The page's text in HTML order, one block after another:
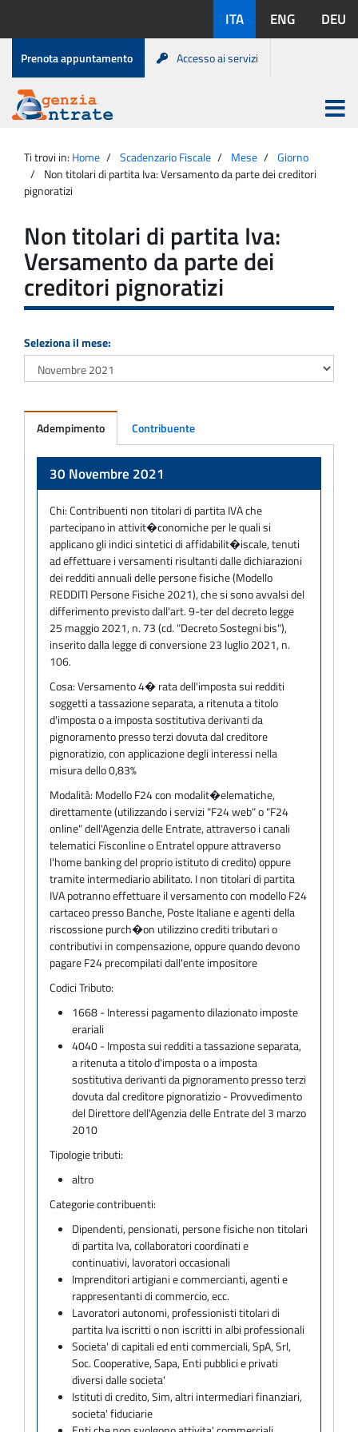
contenuto
disponibili:
ITA ENG DEU
Menu
di
servizio
Prenota appuntamento Accesso ai servizi
Agenzia
Entrate
Apri
menu
principale
Ti trovi in: Home Scadenzario Fiscale Mese
Giorno
Non titolari di partita Iva: Versamento da parte dei creditori
pignoratizi
Non titolari di partita Iva:
Versamento da parte dei
creditori pignoratizi
Seleziona il mese:
Adempimento Contribuente
30 Novembre 2021
Chi:Contribuenti non titolari di partita IVA che
partecipano in attivit�conomiche per le quali si
applicano gli indici sintetici di affidabilit�iscale, tenuti
ad effettuare i versamenti risultanti dalle dichiarazioni
dei redditi annuali delle persone fisiche (Modello
REDDITI Persone Fisiche 2021), che si sono avvalsi del
differimento previsto dall'art. 9-ter del decreto legge
25 maggio 2021, n. 73 (cd. "Decreto Sostegni bis"),
inserito dalla legge di conversione 23 luglio 2021, n.
106.
Cosa:Versamento 4� rata dell'imposta sui redditi
soggetti a tassazione separata, a ritenuta a titolo
d'imposta o a imposta sostitutiva derivanti da
pignoramento presso terzi dovuta dal creditore
pignoratizio, con applicazione degli interessi nella
misura dello 0,83%
Modalità: Modello F24 con modalit�elematiche,
direttamente (utilizzando i servizi "F24 web" o "F24
online" dell'Agenzia delle Entrate, attraverso i canali
telematici Fisconline o Entratel oppure attraverso
l'home banking del proprio istituto di credito) oppure
tramite intermediario abilitato. I non titolari di partita
IVA potranno effettuare il versamento con modello F24
cartaceo presso Banche, Poste Italiane e agenti della
riscossione purch�on utilizzino crediti tributari o
contributivi in compensazione, oppure quando devono
pagare F24 precompilati dall'ente impositore
Codici Tributo:
1668 - Interessi pagamento dilazionato imposte
erariali
4040 - Imposta sui redditi a tassazione separata,
a ritenuta a titolo d'imposta o a imposta
sostitutiva derivanti da pignoramento presso terzi
dovuta dal creditore pignoratizio - Provvedimento
del Direttore dell'Agenzia delle Entrate del 3 marzo
2010
Tipologie tributi:
altro
Categorie contribuenti:
Dipendenti, pensionati, persone fisiche non titolari
di partita Iva, collaboratori coordinati e
continuativi, lavoratori occasionali
Imprenditori artigiani e commercianti, agenti e
rappresentanti di commercio, ecc.
Lavoratori autonomi, professionisti titolari di
partita Iva iscritti o non iscritti in albi professionali
Societa' di capitali ed enti commerciali, SpA, Srl,
Soc. Cooperative, Sapa, Enti pubblici e privati
diversi dalle societa'
Istituti di credito, Sim, altri intermediari finanziari,
societa' fiduciarie